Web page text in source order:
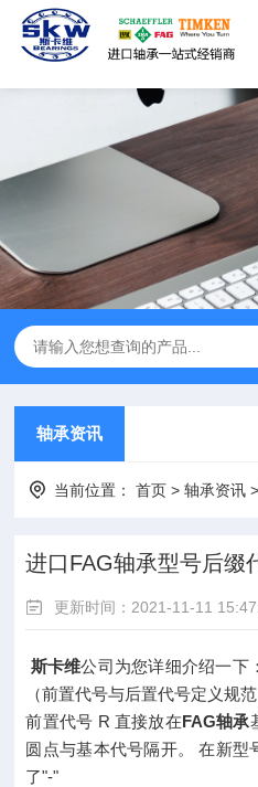
轴承资讯
当前位置：首页 >轴承资讯
进口FAG轴承型号后缀
更新时间：2021-11-11
斯卡维公司为您详细介绍一下
（前置代号与后置代号定义规范
前置代号 R 直接放在FAG轴承
圆点与基本代号隔开。 在新型
了"-"